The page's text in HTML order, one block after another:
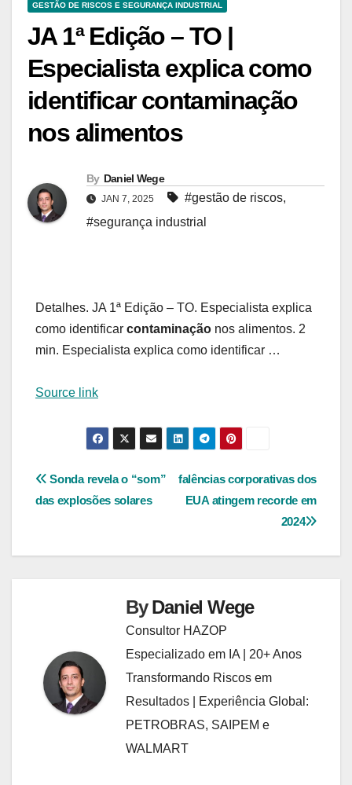
GESTÃO DE RISCOS E SEGURANÇA INDUSTRIAL
JA 1ª Edição – TO |
Especialista explica como
identificar contaminação
nos alimentos
By Daniel Wege
JAN 7, 2025 #gestão de riscos,
#segurança industrial
Detalhes. JA 1ª Edição – TO. Especialista explica
como identificar contaminação nos alimentos. 2
min. Especialista explica como identificar …
Source link
Navegação
falências corporativas dos
EUA atingem recorde em
2024
Sonda revela o “som”
das explosões solares
ByDaniel Wege
Consultor HAZOP
Especializado em IA | 20+ Anos
Transformando Riscos em
Resultados | Experiência Global:
PETROBRAS, SAIPEM e
WALMART